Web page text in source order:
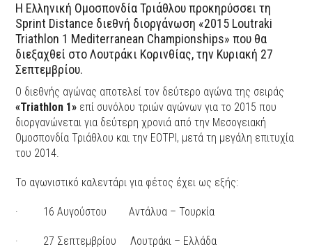
Η Ελληνική Ομοσπονδία Τριάθλου προκηρύσσει τη
Sprint Distance διεθνή διοργάνωση «2015 Loutraki
Triathlon 1 Mediterranean Championships» που θα
διεξαχθεί στο Λουτράκι Κορινθίας, την Κυριακή 27
Σεπτεμβρίου.
Ο διεθνής αγώνας αποτελεί τον δεύτερο αγώνα της σειράς
«Triathlon 1» επί συνόλου τριών αγώνων για το 2015 που
διοργανώνεται για δεύτερη χρονιά από την Μεσογειακή
Ομοσπονδία Τριάθλου και την ΕΟΤΡΙ, μετά τη μεγάλη επιτυχία
του 2014.
Το αγωνιστικό καλεντάρι για φέτος έχει ως εξής:
· 16 Αυγούστου Αντάλυα – Τουρκία
· 27 Σεπτεμβρίου Λουτράκι – Ελλάδα